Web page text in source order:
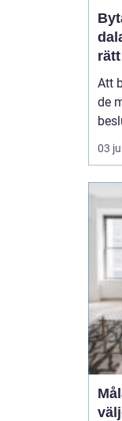
dalarna
Att
de
på
03